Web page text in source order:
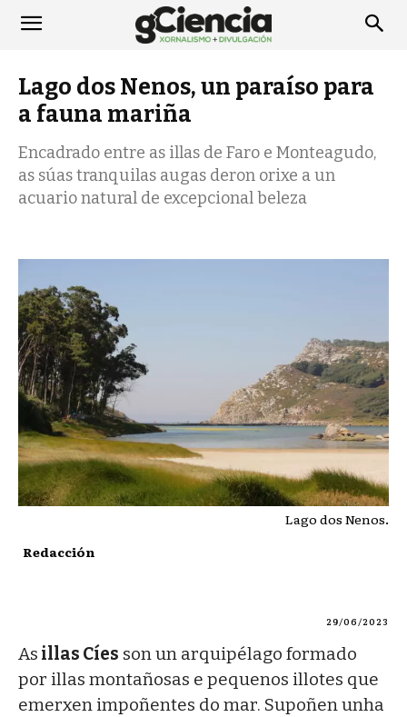
Lago dos Nenos, un paraíso para
a fauna mariña
Encadrado entre as illas de Faro e Monteagudo,
as súas tranquilas augas deron orixe a un
acuario natural de excepcional beleza
Lago dos Nenos.
Redacción
29/06/2023
As illas Cíes son un arquipélago formado
por illas montañosas e pequenos illotes que
emerxen impoñentes do mar. Supoñen unha